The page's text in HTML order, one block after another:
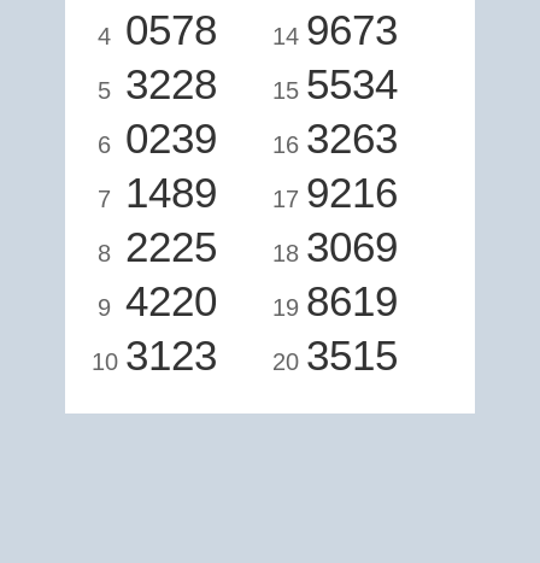
4 0578
5 3228
6 0239
7 1489
8 2225
9 4220
10 3123
14 9673
15 5534
16 3263
17 9216
18 3069
19 8619
20 3515